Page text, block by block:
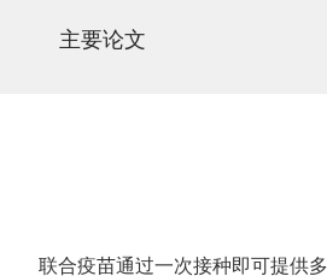
主要论文
联合疫苗通过一次接种即可提供